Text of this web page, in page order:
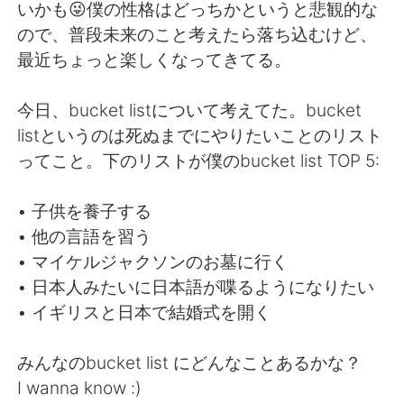
Deutsch 日本語
Русский ไทย
Türkçe Tiếng Việt
いかも😜僕の性格はどっちかというと悲観的な
ので、普段未来のこと考えたら落ち込むけど、
最近ちょっと楽しくなってきてる。
今日、bucket listについて考えてた。bucket
listというのは死ぬまでにやりたいことのリスト
ってこと。下のリストが僕のbucket list TOP 5:
• 子供を養子する
• 他の言語を習う
• マイケルジャクソンのお墓に行く
• 日本人みたいに日本語が喋るようになりたい
• イギリスと日本で結婚式を開く
みんなのbucket list にどんなことあるかな？
I wanna know :)